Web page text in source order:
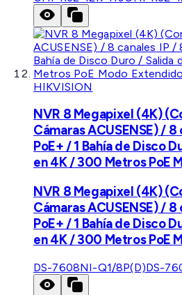
HIKVISION
NVR 8 Megapixel (4K)
Cámaras ACUSENSE) /
PoE+ / 1 Bahía de Disco
en 4K / 300 Metros PoE
NVR 8 Megapixel (4K)
Cámaras ACUSENSE) /
PoE+ / 1 Bahía de Disco
en 4K / 300 Metros PoE
DS-7608NI-Q1/8P(D)DS-